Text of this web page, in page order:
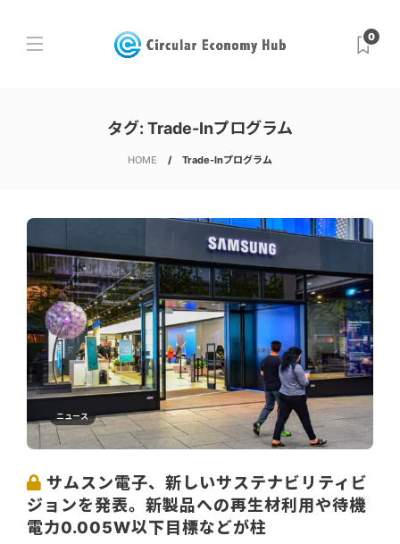
0
タグ: Trade-Inプログラム
HOME Trade-Inプログラム
ニュース
サムスン電子、新しいサステナビリティビ
ジョンを発表。新製品への再生材利用や待機
電力0.005W以下目標などが柱